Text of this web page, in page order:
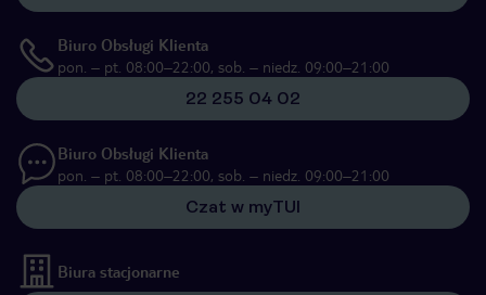
Biuro Obsługi Klienta
pon. – pt. 08:00–22:00, sob. – niedz. 09:00–21:00
22 255 04 02
Biuro Obsługi Klienta
pon. – pt. 08:00–22:00, sob. – niedz. 09:00–21:00
Czat w myTUI
Biura stacjonarne